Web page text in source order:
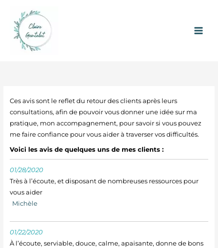
contenu
Ces avis sont le reflet du retour des clients après leurs
consultations, afin de pouvoir vous donner une idée sur ma
pratique, mon accompagnement, pour savoir si vous pouvez
me faire confiance pour vous aider à traverser vos difficultés.
Voici les avis de quelques uns de mes clients :
01/28/2020
Très à l’écoute, et disposant de nombreuses ressources pour
vous aider
Michèle
01/22/2020
À l’écoute, serviable, douce, calme, apaisante, donne de bons